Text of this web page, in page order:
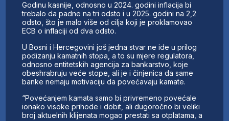
Godinu kasnije, odnosno u 2024. godini inflacija bi
trebalo da padne na tri odsto i u 2025. godini na 2,2
odsto, što je malo više od cilja koji je proklamovao
ECB o inflaciji od dva odsto.
U Bosni i Hercegovini još jedna stvar ne ide u prilog
podizanju kamatnih stopa, a to su mjere regulatora,
odnosno entitetskih agencija za bankarstvo, koje
obeshrabruju veće stope, ali je i činjenica da same
banke nemaju motivaciju da povećavaju kamate.
“Povećanjem kamata samo bi privremeno povećale
ionako visoke prihode i dobit, ali dugoročno bi veliki
broj aktuelnih klijenata mogao prestati sa otplatama, a